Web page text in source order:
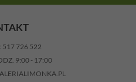
517 726 522
9:00 - 17:00